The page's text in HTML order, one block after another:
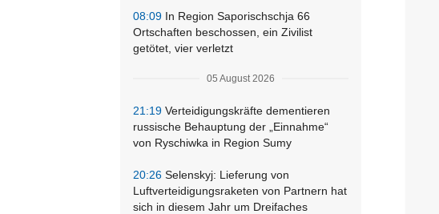
08:09 In Region Saporischschja 66
Ortschaften beschossen, ein Zivilist
getötet, vier verletzt
05 August 2026
21:19 Verteidigungskräfte dementieren
russische Behauptung der „Einnahme“
von Ryschiwka in Region Sumy
20:26 Selenskyj: Lieferung von
Luftverteidigungsraketen von Partnern hat
sich in diesem Jahr um Dreifaches